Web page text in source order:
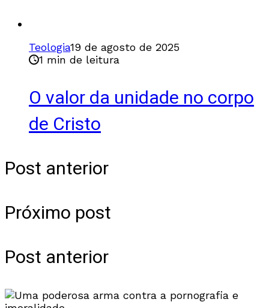
Teologia19 de agosto de 2025
1 min de leitura
O valor da unidade no corpo
de Cristo
Post anterior
Próximo post
Post anterior